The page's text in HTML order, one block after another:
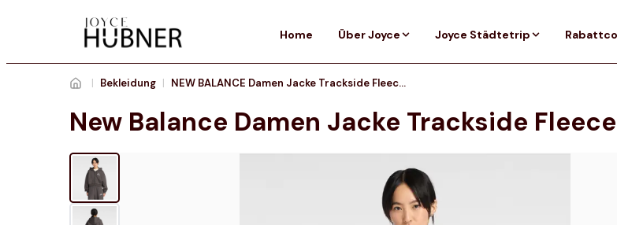
Home Über Joyce Joyce Städtetrip
| Bekleidung | NEW BALANCE Damen Jacke Trackside Fleece Full Zip
New Balance Damen Jacke Trackside